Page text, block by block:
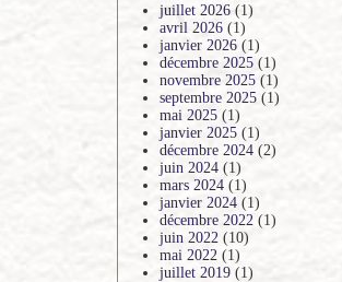
juillet 2026(1)
avril 2026(1)
janvier 2026(1)
décembre 2025(1)
novembre 2025(1)
septembre 2025(1)
mai 2025(1)
janvier 2025(1)
décembre 2024(2)
juin 2024(1)
mars 2024(1)
janvier 2024(1)
décembre 2022 (1)
juin 2022 (10)
mai 2022 (1)
juillet 2019(1)